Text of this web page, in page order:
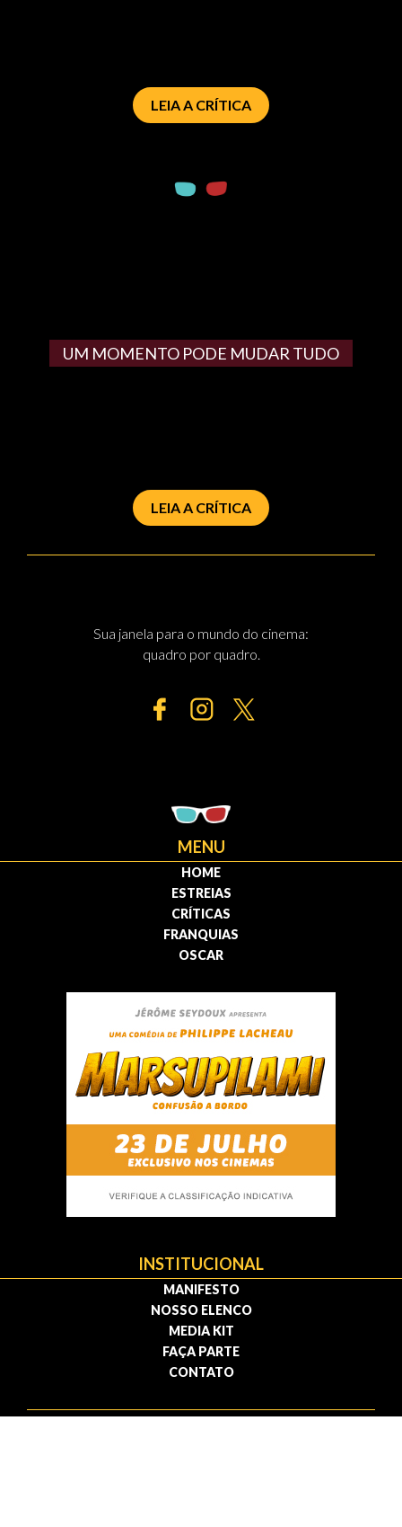
LEIA A CRÍTICA
UM MOMENTO PODE MUDAR TUDO
LEIA A CRÍTICA
Sua janela para o mundo do cinema:
quadro por quadro.
MENU
HOME
ESTREIAS
CRÍTICAS
FRANQUIAS
OSCAR
INSTITUCIONAL
MANIFESTO
NOSSO ELENCO
MEDIA KIT
FAÇA PARTE
CONTATO